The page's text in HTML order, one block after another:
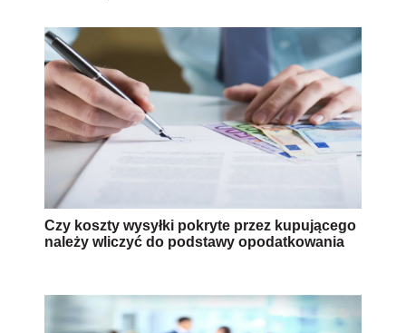
Czy koszty wysyłki pokryte przez kupującego
należy wliczyć do podstawy opodatkowania